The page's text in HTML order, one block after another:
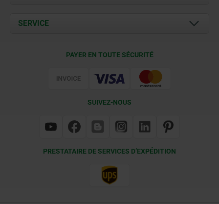
Contact
Documents
SERVICE
PAYER EN TOUTE SÉCURITÉ
SUIVEZ-NOUS
PRESTATAIRE DE SERVICES D’EXPÉDITION